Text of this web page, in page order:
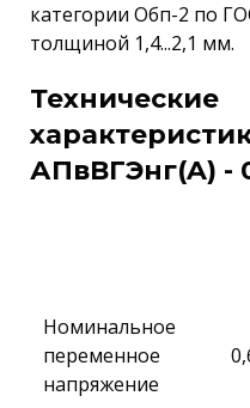
категории Обп-2 по
толщиной 1,4...2,1 мм.
Технические
АПвВГЭнг(A) -
Номинальное
переменное
напряжение